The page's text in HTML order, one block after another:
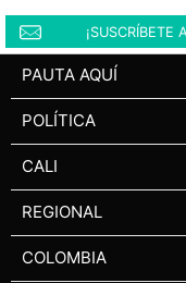
¡SUSCRÍBETE
PAUTA AQUÍ
POLÍTICA
CALI
REGIONAL
COLOMBIA